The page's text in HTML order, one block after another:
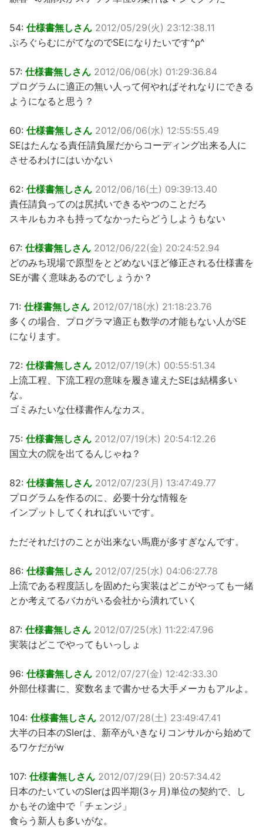
54: 仕様書無しさん 2012/05/29(火) 23:12:38.11
ぷろぐらむにがてなのでSEになりたいです^ρ^
57: 仕様書無しさん 2012/06/06(水) 01:29:36.84
プログラムに適正の無い人って何やればそれなりにできる
ようになると思う？
60: 仕様書無しさん 2012/06/06(水) 12:55:55.49
SEはたんなる責任請負屋だからコーディング出来る人に
させるわけにはいかない
62: 仕様書無しさん 2012/06/16(土) 09:39:13.40
責任請負ってのは尻拭いできるやつのことだろ
スキルもカネも持ってなかったらどうしようもない
67: 仕様書無しさん 2012/06/22(金) 20:24:52.94
どのみち現場で原型をとどめないほど修正される仕様書を
SEが書く意味あるのでしょうか？
71: 仕様書無しさん 2012/07/18(水) 21:18:23.76
多くの場合、プログラマ適正も数学の才能もない人がSE
になります。
72: 仕様書無しさん 2012/07/19(木) 00:55:51.34
上流工程、下流工程の意味を履き違えたSEは結構多い
な。
ゴミみたいな仕様書作んなカス。
75: 仕様書無しさん 2012/07/19(木) 20:54:12.26
国立大の院を出てるんじゃね？
82: 仕様書無しさん 2012/07/23(月) 13:47:49.77
プログラムを作るのに、必要十分な情報を
インプットしてくれればいいです。
ただそれだけのことが出来ない馬鹿が多すぎなんです。
86: 仕様書無しさん 2012/07/25(水) 04:06:27.78
上流である程度話しを固めたら実装はどこがやっても一緒
とか考えてるバカがいる会社から潰れていく
87: 仕様書無しさん 2012/07/25(水) 11:22:47.96
実装はどこでやってもいっしょ
96: 仕様書無しさん 2012/07/27(金) 12:42:33.30
外部仕様書に、変数名まで書かせる大手メーカもアルよ。
104: 仕様書無しさん 2012/07/28(土) 23:49:47.41
大半の日本のSIerは、新卒がいきなりコンサルから始めて
るワケだがw
107: 仕様書無しさん 2012/07/29(日) 20:57:34.42
日本のたいていのSIerは四半期(3ヶ月)単位の契約で、し
かもその途中で「チェンジ」
食らう新人も多いがな。